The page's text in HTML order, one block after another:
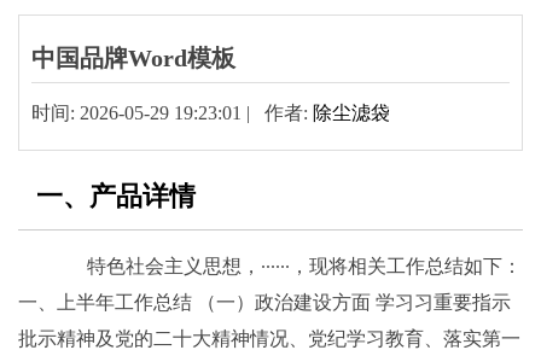
中国品牌Word模板
时间: 2026-05-29 19:23:01 | 作者: 除尘滤袋
一、产品详情
特色社会主义思想，······，现将相关工作总结如下：
一、上半年工作总结 （一）政治建设方面 学习习重要指示
批示精神及党的二十大精神情况、党纪学习教育、落实第一